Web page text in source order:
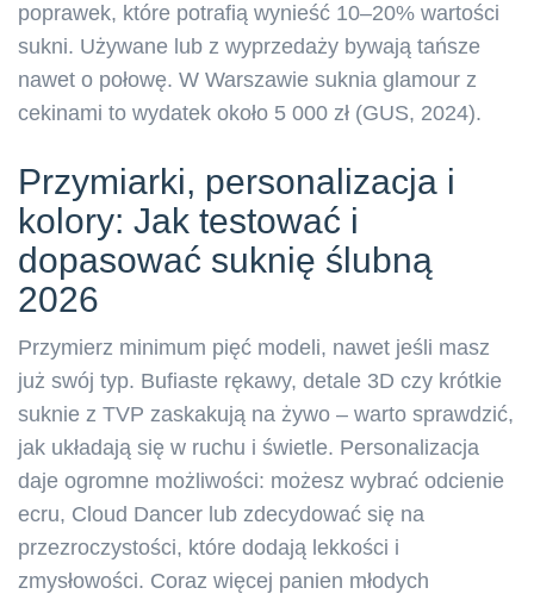
poprawek, które potrafią wynieść 10–20% wartości
sukni. Używane lub z wyprzedaży bywają tańsze
nawet o połowę. W Warszawie suknia glamour z
cekinami to wydatek około 5 000 zł (GUS, 2024).
Przymiarki, personalizacja i
kolory: Jak testować i
dopasować suknię ślubną
2026
Przymierz minimum pięć modeli, nawet jeśli masz
już swój typ. Bufiaste rękawy, detale 3D czy krótkie
suknie z TVP zaskakują na żywo – warto sprawdzić,
jak układają się w ruchu i świetle. Personalizacja
daje ogromne możliwości: możesz wybrać odcienie
ecru, Cloud Dancer lub zdecydować się na
przezroczystości, które dodają lekkości i
zmysłowości. Coraz więcej panien młodych